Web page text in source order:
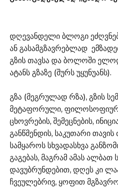
დღევანდელი ბლოგი
ან გასამგზავრებლად
გზის თავსა და ბოლოში
ატანს გზაზე (შურს უყუნუანს).
გზა (მეგრულად რზა), გზის
მეტაფორული,
ცხოვრების, შემეცნების,
განწმენდის, საკუთარი
სამყაროს სხვადასხვა
გაგებას, მაგრამ ამას ალბათ
დავუბრუნდებით, დღეს კი
ჩვეულებრივ, ყოფით